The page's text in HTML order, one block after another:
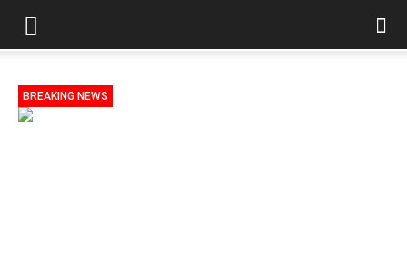
BREAKING NEWS